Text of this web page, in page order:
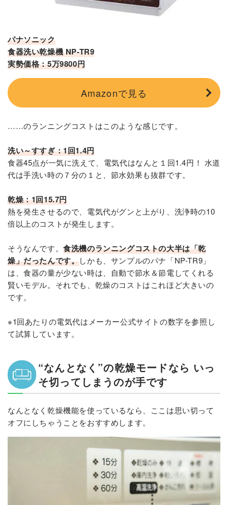
パナソニック
食器洗い乾燥機 NP-TR9
実勢価格：5万9800円
Amazonで見る
……のランニングコストはこのような感じです。
洗い～すすぎ：1回1.4円
食器45点が一気に洗えて、電気代はなんと１回1.4円！ 水道
代は手洗い時の７分の１と、節水効果も抜群です。
乾燥：1回15.7円
熱を発生させるので、電気代がグンと上がり、洗浄時の10
倍以上のコストが発生します。
そうなんです。食洗機のランニングコストの大半は「乾
燥」だったんです。しかも、サンプルのパナ「NP-TR9」
は、食器の量が少ない時は、自動で節水＆節電してくれる
賢いモデル。それでも、乾燥のコストはこれほど大きいの
です。
※1回あたりの電気代はメーカー公式サイトの数字を参照し
て試算しています。
“なんとなく”の乾燥モードなら いっ
そ切ってしまうのが手です
なんとなく乾燥機能を使っているなら、ここは思い切って
オフにしちゃうことをおすすめします。